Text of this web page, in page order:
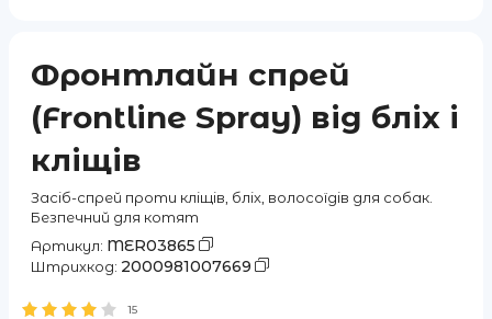
Фронтлайн спрей
(Frontline Spray) від бліх і
кліщів
Засіб-спрей проти кліщів, бліх, волосоїдів для собак.
Безпечний для котят
Артикул: MER03865
Штрихкод: 2000981007669
15